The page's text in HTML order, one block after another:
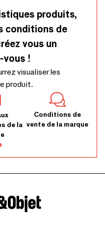
produits,
conditions de
vous un
vous !
visualiser les
produit.
de la
Conditions de
vente de la marque